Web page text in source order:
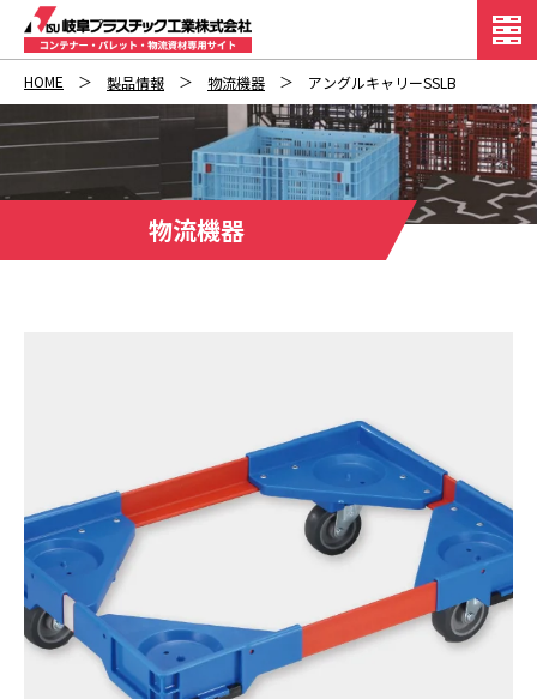
HOME 製品情報 物流機器 アングルキャリーSSLB
物流機器